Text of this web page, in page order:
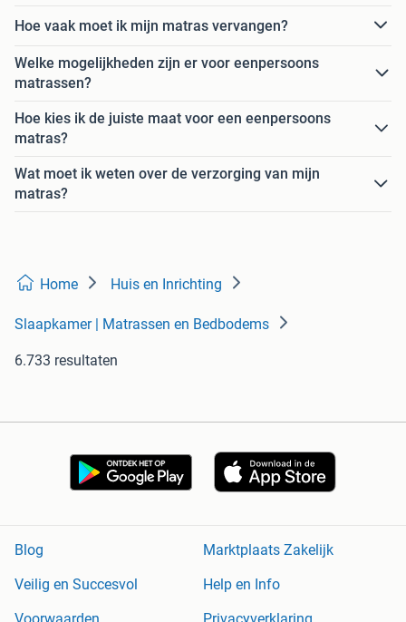
Hoe vaak moet ik mijn matras vervangen?
Welke mogelijkheden zijn er voor eenpersoons
matrassen?
Hoe kies ik de juiste maat voor een eenpersoons
matras?
Wat moet ik weten over de verzorging van mijn
matras?
Home Huis en Inrichting
Slaapkamer | Matrassen en Bedbodems
6.733 resultaten
Blog
Marktplaats Zakelijk
Veilig en Succesvol
Help en Info